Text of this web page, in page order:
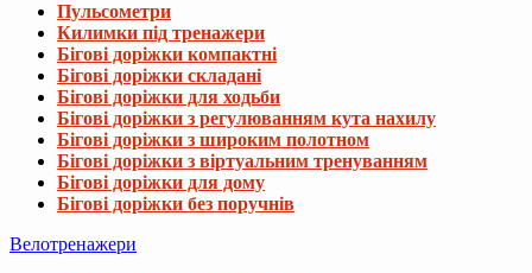
Пульсометри
Килимки під тренажери
Бігові доріжки компактні
Бігові доріжки складані
Бігові доріжки для ходьби
Бігові доріжки з регулюванням кута нахилу
Бігові доріжки з широким полотном
Бігові доріжки з віртуальним тренуванням
Бігові доріжки для дому
Бігові доріжки без поручнів
Велотренажери